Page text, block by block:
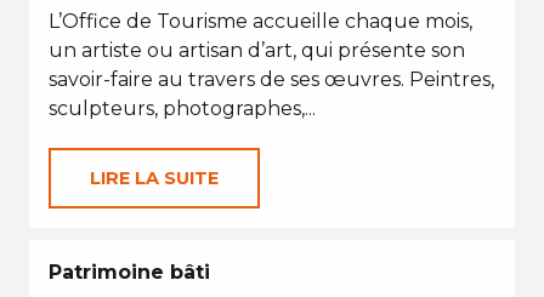
L’Office de Tourisme accueille chaque mois,
un artiste ou artisan d’art, qui présente son
savoir-faire au travers de ses œuvres. Peintres,
sculpteurs, photographes,...
LIRE LA SUITE
Patrimoine bâti